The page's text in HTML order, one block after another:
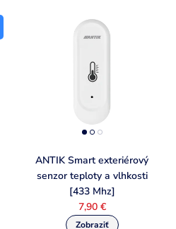
ANTIK Smart exteriérový
senzor teploty a vlhkosti
[433 Mhz]
7,90 €